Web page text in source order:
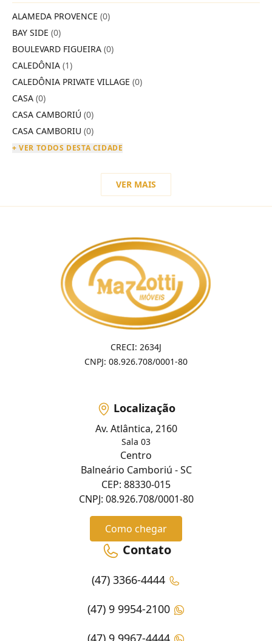
ALAMEDA PROVENCE (0)
BAY SIDE (0)
BOULEVARD FIGUEIRA (0)
CALEDÔNIA (1)
CALEDÔNIA PRIVATE VILLAGE (0)
CASA (0)
CASA CAMBORIÚ (0)
CASA CAMBORIU (0)
+ VER TODOS DESTA CIDADE
VER MAIS
CRECI: 2634J
CNPJ: 08.926.708/0001-80
Localização
Av. Atlântica, 2160
Sala 03
Centro
Balneário Camboriú - SC
CEP: 88330-015
CNPJ: 08.926.708/0001-80
Como chegar
Contato
(47) 3366-4444
(47) 9 9954-2100
(47) 9 9967-4444